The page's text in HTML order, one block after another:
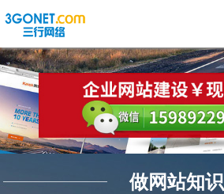
做网站知识